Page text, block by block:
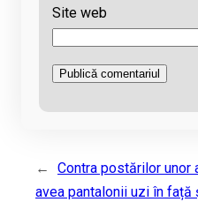
Site web
←
Contra postărilor unor
avea pantalonii uzi în față